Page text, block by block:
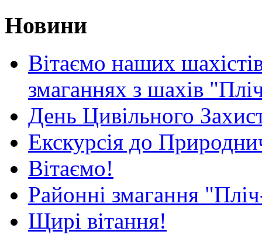
Новини
Вітаємо наших
змаганнях з шахів
День Цивільного
Екскурсія до
Вітаємо!
Районні змагання
Щирі вітання!